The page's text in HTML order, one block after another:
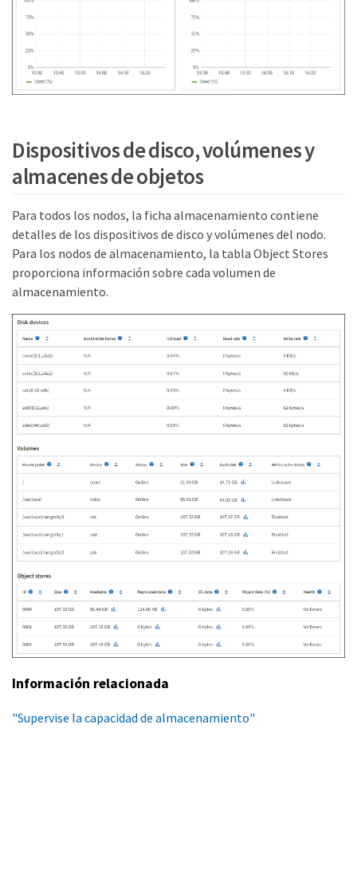
Dispositivos de disco, volúmenes y
almacenes de objetos
Para todos los nodos, la ficha almacenamiento contiene
detalles de los dispositivos de disco y volúmenes del nodo.
Para los nodos de almacenamiento, la tabla Object Stores
proporciona información sobre cada volumen de
almacenamiento.
Información relacionada
"Supervise la capacidad de almacenamiento"